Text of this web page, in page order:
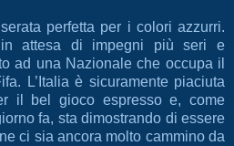
perfetta per i colori azzurri.
in attesa di impegni più seri e
ad una Nazionale che occupa il
L’Italia è sicuramente piaciuta
il bel gioco espresso e, come
fa, sta dimostrando di essere
ci sia ancora molto cammino da